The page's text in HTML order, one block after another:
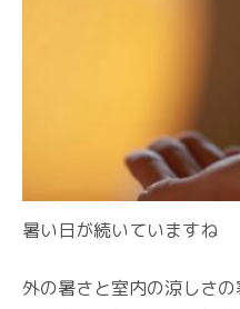
暑い日が続いていますね
外の暑さと室内の涼しさ